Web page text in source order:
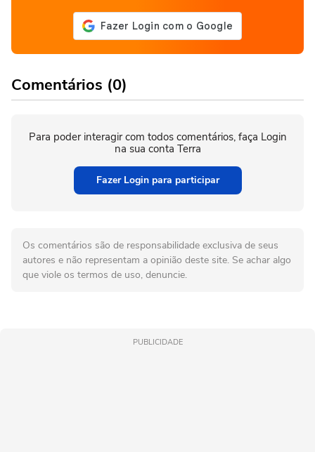
Comentários (0)
Para poder interagir com todos comentários, faça Login
na sua conta Terra
Fazer Login para participar
Os comentários são de responsabilidade exclusiva de seus
autores e não representam a opinião deste site. Se achar algo
que viole os termos de uso, denuncie.
PUBLICIDADE